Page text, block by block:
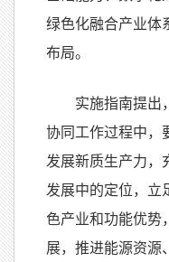
绿色化融合产业体
布局。
实施指南提出
协同工作过程中，
发展新质生产力，
发展中的定位，立
色产业和功能优势
展，推进能源资源